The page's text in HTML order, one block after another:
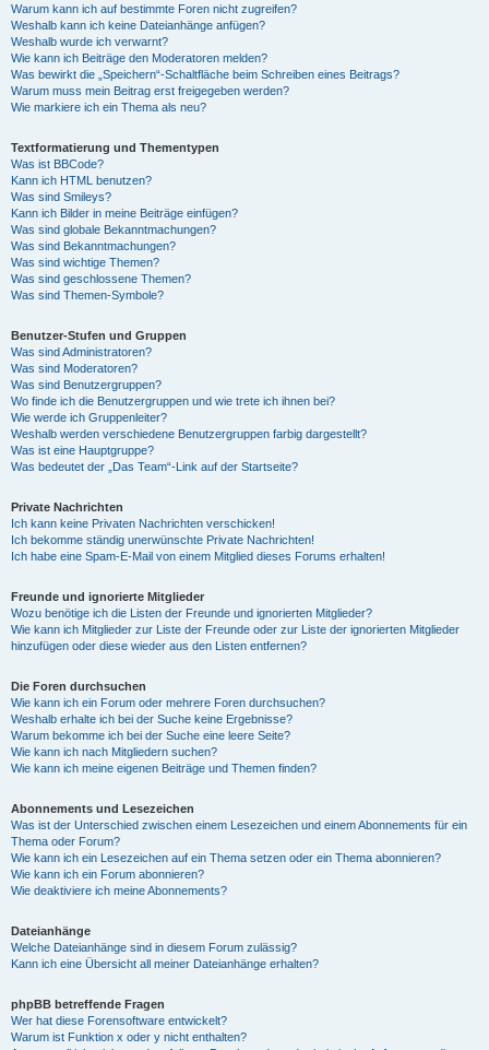
Warum kann ich auf bestimmte Foren nicht zugreifen?
Weshalb kann ich keine Dateianhänge anfügen?
Weshalb wurde ich verwarnt?
Wie kann ich Beiträge den Moderatoren melden?
Was bewirkt die „Speichern“-Schaltfläche beim Schreiben eines Beitrags?
Warum muss mein Beitrag erst freigegeben werden?
Wie markiere ich ein Thema als neu?
Textformatierung und Thementypen
Was ist BBCode?
Kann ich HTML benutzen?
Was sind Smileys?
Kann ich Bilder in meine Beiträge einfügen?
Was sind globale Bekanntmachungen?
Was sind Bekanntmachungen?
Was sind wichtige Themen?
Was sind geschlossene Themen?
Was sind Themen-Symbole?
Benutzer-Stufen und Gruppen
Was sind Administratoren?
Was sind Moderatoren?
Was sind Benutzergruppen?
Wo finde ich die Benutzergruppen und wie trete ich ihnen bei?
Wie werde ich Gruppenleiter?
Weshalb werden verschiedene Benutzergruppen farbig dargestellt?
Was ist eine Hauptgruppe?
Was bedeutet der „Das Team“-Link auf der Startseite?
Private Nachrichten
Ich kann keine Privaten Nachrichten verschicken!
Ich bekomme ständig unerwünschte Private Nachrichten!
Ich habe eine Spam-E-Mail von einem Mitglied dieses Forums erhalten!
Freunde und ignorierte Mitglieder
Wozu benötige ich die Listen der Freunde und ignorierten Mitglieder?
Wie kann ich Mitglieder zur Liste der Freunde oder zur Liste der ignorierten Mitglieder
hinzufügen oder diese wieder aus den Listen entfernen?
Die Foren durchsuchen
Wie kann ich ein Forum oder mehrere Foren durchsuchen?
Weshalb erhalte ich bei der Suche keine Ergebnisse?
Warum bekomme ich bei der Suche eine leere Seite?
Wie kann ich nach Mitgliedern suchen?
Wie kann ich meine eigenen Beiträge und Themen finden?
Abonnements und Lesezeichen
Was ist der Unterschied zwischen einem Lesezeichen und einem Abonnements für ein
Thema oder Forum?
Wie kann ich ein Lesezeichen auf ein Thema setzen oder ein Thema abonnieren?
Wie kann ich ein Forum abonnieren?
Wie deaktiviere ich meine Abonnements?
Dateianhänge
Welche Dateianhänge sind in diesem Forum zulässig?
Kann ich eine Übersicht all meiner Dateianhänge erhalten?
phpBB betreffende Fragen
Wer hat diese Forensoftware entwickelt?
Warum ist Funktion x oder y nicht enthalten?